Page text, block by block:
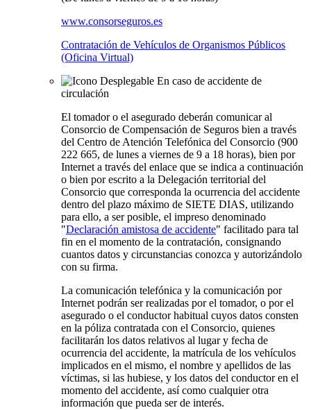
www.consorseguros.es
Contratación de Vehículos de Organismos Públicos
(Oficina Virtual)
En caso de accidente de
circulación
El tomador o el asegurado deberán comunicar al
Consorcio de Compensación de Seguros bien a través
del Centro de Atención Telefónica del Consorcio (900
222 665, de lunes a viernes de 9 a 18 horas), bien por
Internet a través del enlace que se indica a continuación
o bien por escrito a la Delegación territorial del
Consorcio que corresponda la ocurrencia del accidente
dentro del plazo máximo de SIETE DIAS, utilizando
para ello, a ser posible, el impreso denominado
"Declaración amistosa de accidente" facilitado para tal
fin en el momento de la contratación, consignando
cuantos datos y circunstancias conozca y autorizándolo
con su firma.
La comunicación telefónica y la comunicación por
Internet podrán ser realizadas por el tomador, o por el
asegurado o el conductor habitual cuyos datos consten
en la póliza contratada con el Consorcio, quienes
facilitarán los datos relativos al lugar y fecha de
ocurrencia del accidente, la matrícula de los vehículos
implicados en el mismo, el nombre y apellidos de las
víctimas, si las hubiese, y los datos del conductor en el
momento del accidente, así como cualquier otra
información que pueda ser de interés.